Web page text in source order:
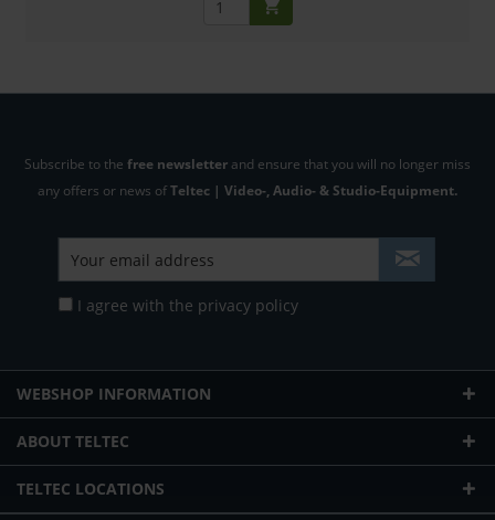
Subscribe to the free newsletter and ensure that you will no longer miss
any offers or news ofTeltec | Video-, Audio- & Studio-Equipment.
I agree with the privacy policy
WEBSHOP INFORMATION
ABOUT TELTEC
TELTEC LOCATIONS